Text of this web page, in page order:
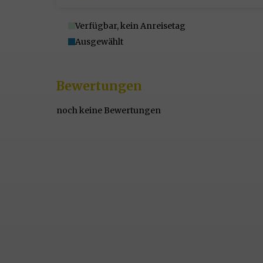
Verfügbar, kein Anreisetag
Ausgewählt
Bewertungen
noch keine Bewertungen